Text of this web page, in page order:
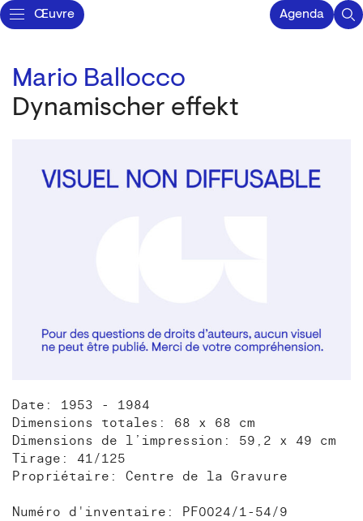
Œuvre Agenda
Mario Ballocco
Dynamischer effekt
Date: 1953 - 1984
Dimensions totales: 68 x 68 cm
Dimensions de l’impression: 59,2 x 49 cm
Tirage: 41/125
Propriétaire: Centre de la Gravure
Numéro d'inventaire: PF0024/1-54/9